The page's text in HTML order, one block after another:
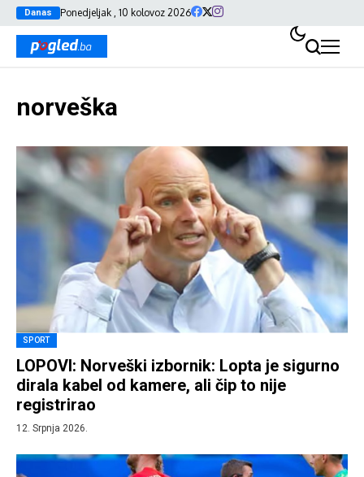
Danas Ponedjeljak , 10 kolovoz 2026
norveška
SPORT
LOPOVI: Norveški izbornik: Lopta je sigurno
dirala kabel od kamere, ali čip to nije
registrirao
12. Srpnja 2026.